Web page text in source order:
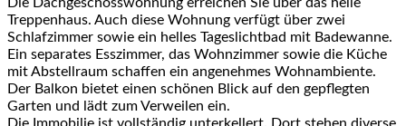
Treppenhaus. Auch diese Wohnung verfügt über zwei
Schlafzimmer sowie ein helles Tageslichtbad mit Badewanne.
Ein separates Esszimmer, das Wohnzimmer sowie die Küche
mit Abstellraum schaffen ein angenehmes Wohnambiente.
Der Balkon bietet einen schönen Blick auf den gepflegten
Garten und lädt zum Verweilen ein.
Die Immobilie ist vollständig unterkellert. Dort stehen diverse